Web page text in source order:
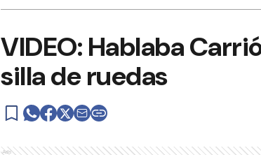
VIDEO: Hablaba
silla de ruedas
Ads